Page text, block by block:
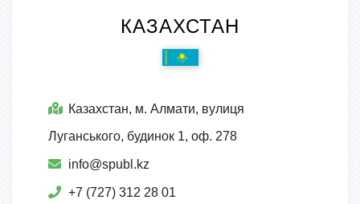
КАЗАХСТАН
Казахстан, м. Алмати, вулиця
Луганського, будинок 1, оф. 278
info@spubl.kz
+7 (727) 312 28 01